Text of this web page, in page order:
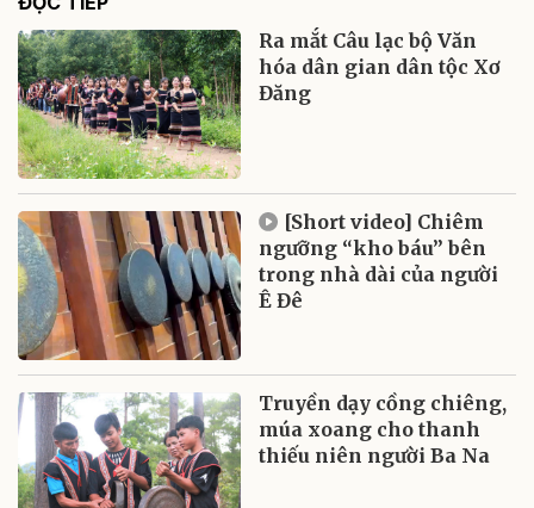
Ra mắt Câu lạc bộ Văn
hóa dân gian dân tộc Xơ
Đăng
[Short video] Chiêm
ngưỡng “kho báu” bên
trong nhà dài của người
Ê Đê
Truyền dạy cồng chiêng,
múa xoang cho thanh
thiếu niên người Ba Na